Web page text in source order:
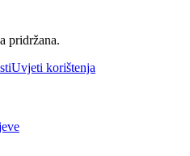
pridržana.
Uvjeti korištenja